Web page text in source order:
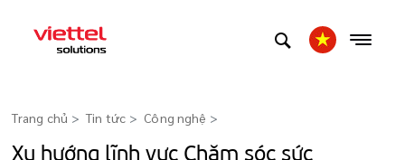
Trang chủ Tin tức Công nghệ >
Xu hướng lĩnh vực Chăm sóc sức